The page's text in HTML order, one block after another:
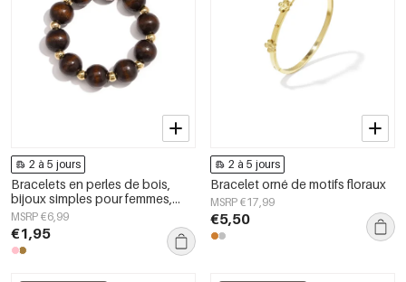
2 à 5 jours
Bracelets en perles de bois,
bijoux simples pour femmes,
collection Daily Simple
MSRP €6,99
€1,95
2 à 5 jours
Bracelet orné de motifs floraux
MSRP €17,99
€5,50